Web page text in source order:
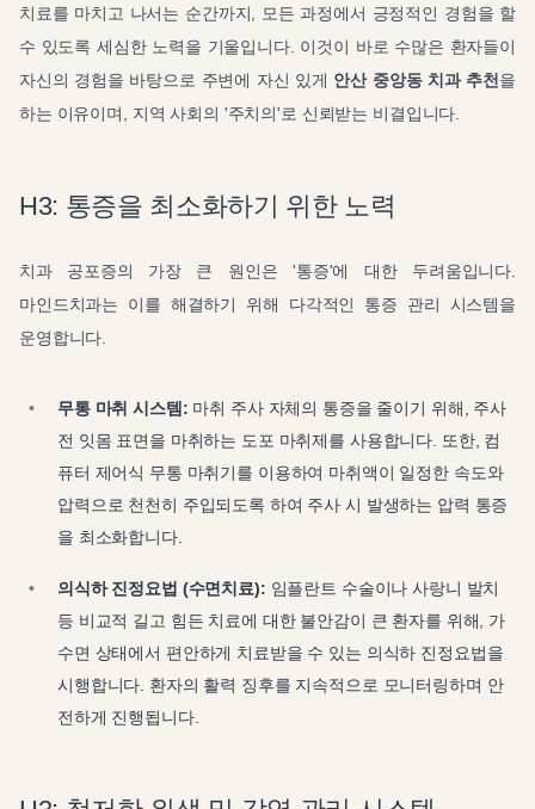
치료를 마치고 나서는 순간까지, 모든 과정에서 긍정적인 경험을 할
수 있도록 세심한 노력을 기울입니다. 이것이 바로 수많은 환자들이
자신의 경험을 바탕으로 주변에 자신 있게 안산 중앙동 치과 추천을
하는 이유이며, 지역 사회의 '주치의'로 신뢰받는 비결입니다.
H3: 통증을 최소화하기 위한 노력
치과 공포증의 가장 큰 원인은 '통증'에 대한 두려움입니다.
마인드치과는 이를 해결하기 위해 다각적인 통증 관리 시스템을
운영합니다.
무통 마취 시스템: 마취 주사 자체의 통증을 줄이기 위해, 주사
전 잇몸 표면을 마취하는 도포 마취제를 사용합니다. 또한, 컴
퓨터 제어식 무통 마취기를 이용하여 마취액이 일정한 속도와
압력으로 천천히 주입되도록 하여 주사 시 발생하는 압력 통증
을 최소화합니다.
의식하 진정요법 (수면치료): 임플란트 수술이나 사랑니 발치
등 비교적 길고 힘든 치료에 대한 불안감이 큰 환자를 위해, 가
수면 상태에서 편안하게 치료받을 수 있는 의식하 진정요법을
시행합니다. 환자의 활력 징후를 지속적으로 모니터링하며 안
전하게 진행됩니다.